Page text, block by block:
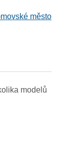
město
modelů